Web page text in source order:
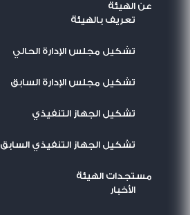
عن الهيئة
تعريف بالهيئة
تشكيل مجلس الإدارة الحالي
تشكيل مجلس الإدارة السابق
تشكيل الجهاز التنفيذي
تشكيل الجهاز التنفيذي السابق
مستجدات الهيئة
اﻷخبار